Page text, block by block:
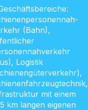
(Bahn),
Logistik
mit einem
km langen eigenen